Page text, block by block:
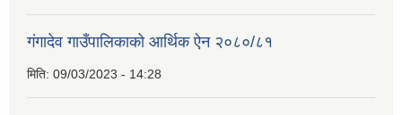
गंगादेव गाउँपालिकाको आर्थिक ऐन २०८०/८१
मिति: 09/03/2023 - 14:28